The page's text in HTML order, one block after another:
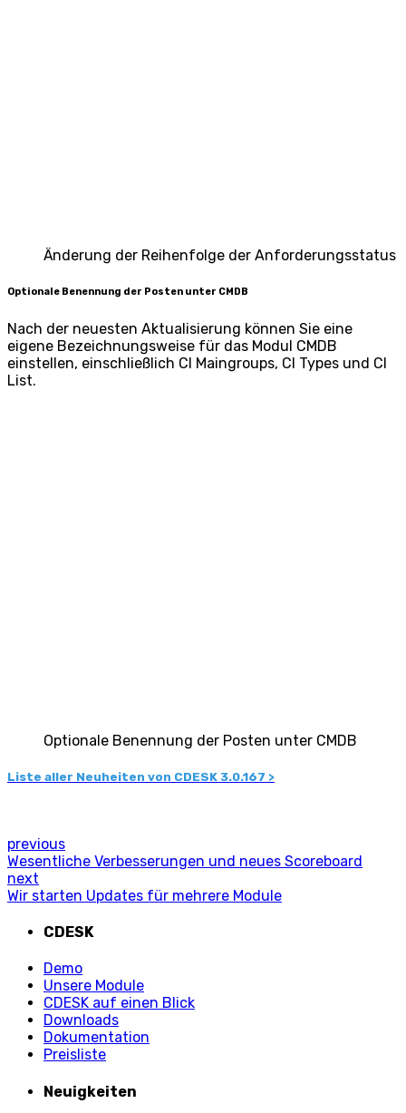
Änderung der Reihenfolge der Anforderungsstatus
Optionale Benennung der Posten unter CMDB
Nach der neuesten Aktualisierung können Sie eine
eigene Bezeichnungsweise für das Modul CMDB
einstellen, einschließlich CI Maingroups, CI Types und CI
List.
Optionale Benennung der Posten unter CMDB
Liste aller Neuheiten von CDESK 3.0.167 >
previous
Wesentliche Verbesserungen und neues Scoreboard
next
Wir starten Updates für mehrere Module
CDESK
Demo
Unsere Module
CDESK auf einen Blick
Downloads
Dokumentation
Preisliste
Neuigkeiten